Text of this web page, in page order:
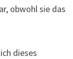
obwohl sie das
dieses